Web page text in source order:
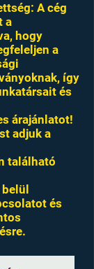
A cég
a
hogy
a
így
és
árajánlatot!
adjuk a
található
és